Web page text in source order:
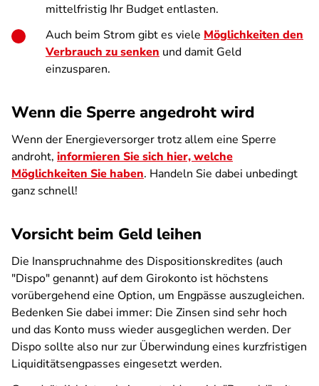
mittelfristig Ihr Budget entlasten.
Auch beim Strom gibt es viele Möglichkeiten den
Verbrauch zu senken und damit Geld
einzusparen.
Wenn die Sperre angedroht wird
Wenn der Energieversorger trotz allem eine Sperre
androht, informieren Sie sich hier, welche
Möglichkeiten Sie haben. Handeln Sie dabei unbedingt
ganz schnell!
Vorsicht beim Geld leihen
Die Inanspruchnahme des Dispositionskredites (auch
"Dispo" genannt) auf dem Girokonto ist höchstens
vorübergehend eine Option, um Engpässe auszugleichen.
Bedenken Sie dabei immer: Die Zinsen sind sehr hoch
und das Konto muss wieder ausgeglichen werden. Der
Dispo sollte also nur zur Überwindung eines kurzfristigen
Liquiditätsengpasses eingesetzt werden.